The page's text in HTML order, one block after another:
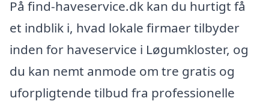
På find-haveservice.dk kan du hurtigt få
et indblik i, hvad lokale firmaer tilbyder
inden for haveservice i Løgumkloster, og
du kan nemt anmode om tre gratis og
uforpligtende tilbud fra professionelle